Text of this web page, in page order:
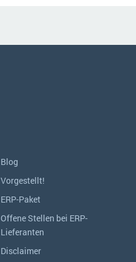
Blog
Vorgestellt!
ERP-Paket
Offene Stellen bei ERP-
Lieferanten
Disclaimer